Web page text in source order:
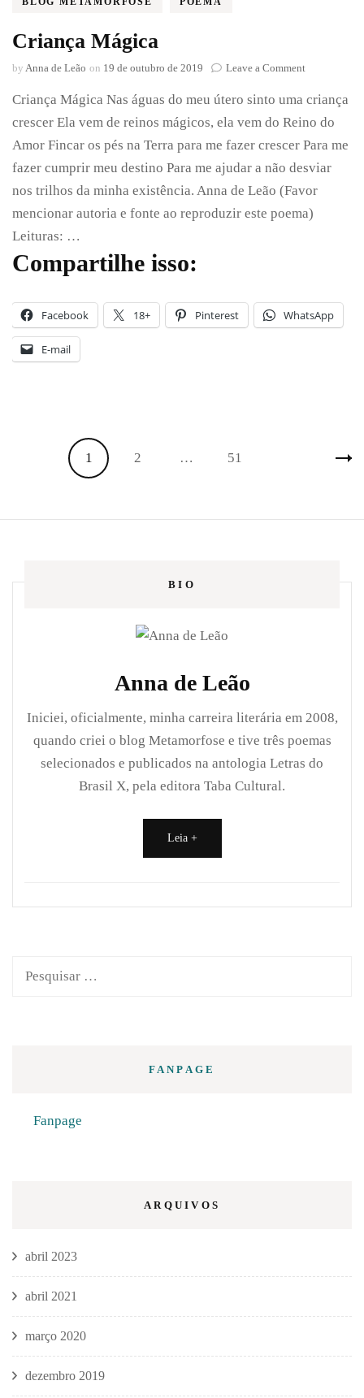
Criança Mágica
by Anna de Leão on 19 de outubro de 2019 Leave a Commenton
Mágica
Criança Mágica Nas águas do meu útero sinto uma criança
crescer Ela vem de reinos mágicos, ela vem do Reino do
Amor Fincar os pés na Terra para me fazer crescer Para me
fazer cumprir meu destino Para me ajudar a não desviar
nos trilhos da minha existência. Anna de Leão (Favor
mencionar autoria e fonte ao reproduzir este poema)
Leituras: …
Compartilhe isso:
Facebook 18+ Pinterest WhatsApp
E-mail
Paginação
Page
1 Page
2 … Page
51
BIO
Anna de Leão
Iniciei, oficialmente, minha carreira literária em 2008,
quando criei o blog Metamorfose e tive três poemas
selecionados e publicados na antologia Letras do
Brasil X, pela editora Taba Cultural.
Leia +
Pesquisar
FANPAGE
Fanpage
ARQUIVOS
abril 2023
abril 2021
março 2020
dezembro 2019